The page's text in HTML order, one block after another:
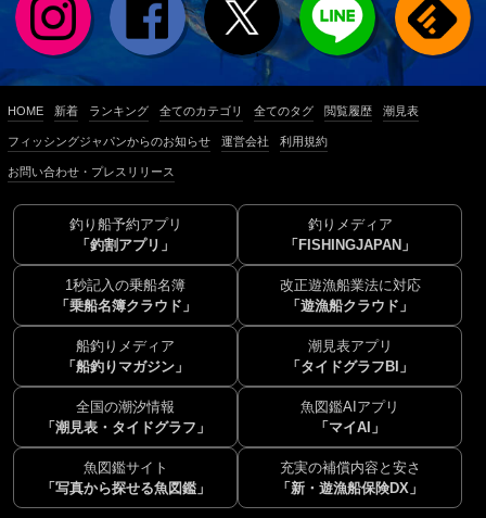
HOME 新着 ランキング 全てのカテゴリ 全てのタグ 閲覧履歴 潮見表
フィッシングジャパンからのお知らせ 運営会社 利用規約
お問い合わせ・プレスリリース
釣り船予約アプリ
「釣割アプリ」
釣りメディア
「FISHINGJAPAN」
1秒記入の乗船名簿
「乗船名簿クラウド」
改正遊漁船業法に対応
「遊漁船クラウド」
船釣りメディア
「船釣りマガジン」
潮見表アプリ
「タイドグラフBI」
全国の潮汐情報
「潮見表・タイドグラフ」
魚図鑑AIアプリ
「マイAI」
魚図鑑サイト
「写真から探せる魚図鑑」
充実の補償内容と安さ
「新・遊漁船保険DX」